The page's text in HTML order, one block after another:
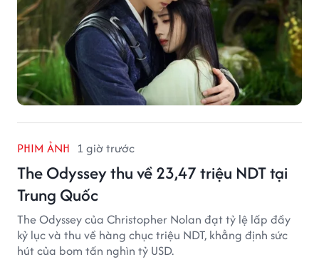
PHIM ẢNH 1 giờ trước
The Odyssey thu về 23,47 triệu NDT tại
Trung Quốc
The Odyssey của Christopher Nolan đạt tỷ lệ lấp đầy
kỷ lục và thu về hàng chục triệu NDT, khẳng định sức
hút của bom tấn nghìn tỷ USD.